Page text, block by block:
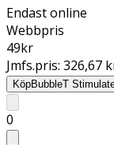
Endast online
Webbpris
49kr
Jmfs.pris: 326,67
KöpBubbleT
0